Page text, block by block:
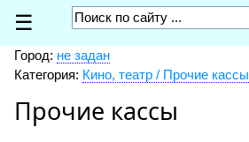
☰
Город: не задан
Категория: Кино, театр / Прочие кассы
Прочие кассы